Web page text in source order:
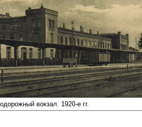
вокзал. 1920-е гг.